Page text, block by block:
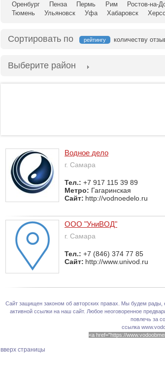
Оренбург
Пенза Пермь Рим Ростов-на-
Тюмень
Ульяновск Уфа Хабаровск
Сортировать по рейтингу количеству
Выберите район
Водное дело
г. Самара
Тел.: +7 917 115 39 89
Метро: Гагаринская
Сайт: http://vodnoedelo.ru
ООО "УниВОД"
г. Самара
Тел.: +7 (846) 374 77 85
Сайт: http://www.univod.ru
Сайт защищен законом об авторских правах. Мы будем рады,
активной ссылки на наш сайт. Любое неоговоренное
повлечь за
ссылка
<a href="https://
вверх страницы